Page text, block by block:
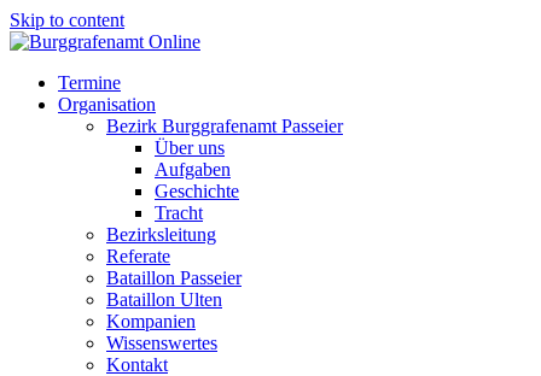
Skip to content
Termine
Organisation
Bezirk Burggrafenamt Passeier
Über uns
Aufgaben
Geschichte
Tracht
Bezirksleitung
Referate
Bataillon Passeier
Bataillon Ulten
Kompanien
Wissenswertes
Kontakt